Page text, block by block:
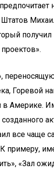
получил
Горевой
Америке.
все чаще
примеру,
«Зал